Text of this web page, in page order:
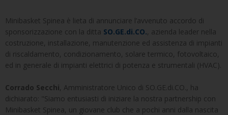
Minibasket Spinea è lieta di annunciare l’avvenuto accordo di
sponsorizzazione con la ditta SO.GE.di.CO., azienda leader nella
costruzione, installazione, manutenzione ed assistenza di impianti
di riscaldamento, condizionamento, solare termico, fotovoltaico,
ed in generale di impianti elettrici di potenza e strumentali (HVAC).
Corrado Secchi, Amministratore Unico di SO.GE.di.CO., ha
dichiarato: "Siamo entusiasti di iniziare la nostra partnership con
Minibasket Spinea, un giovane club che a pochi anni dalla nascita